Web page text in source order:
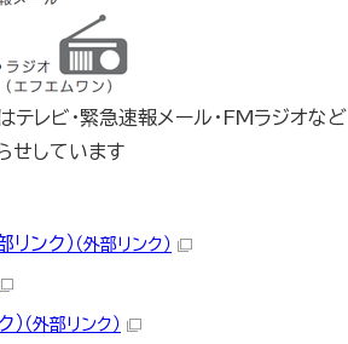
テレビ・緊急速報メール・FMラジオなど
せしています
ンク） （外部リンク）
） （外部リンク）